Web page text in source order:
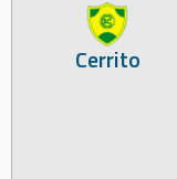
Cerrito